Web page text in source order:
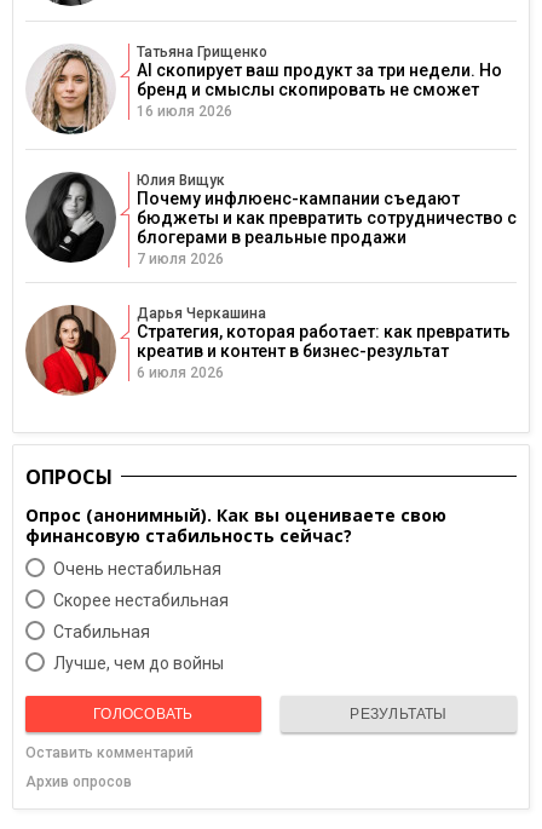
Татьяна Грищенко
AI скопирует ваш продукт за три недели. Но
бренд и смыслы скопировать не сможет
16 июля 2026
Юлия Вищук
Почему инфлюенс-кампании съедают
бюджеты и как превратить сотрудничество с
блогерами в реальные продажи
7 июля 2026
Дарья Черкашина
Стратегия, которая работает: как превратить
креатив и контент в бизнес-результат
6 июля 2026
ОПРОСЫ
Опрос (анонимный). Как вы оцениваете свою
финансовую стабильность сейчас?
Очень нестабильная
Скорее нестабильная
Cтабильная
Лучше, чем до войны
ГОЛОСОВАТЬ РЕЗУЛЬТАТЫ
Оставить комментарий
Архив опросов